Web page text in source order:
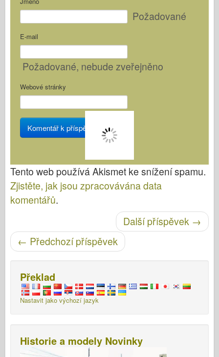
Požadované
E-mail
Požadované, nebude zveřejněno
Webové stránky
Tento web používá Akismet ke snížení spamu.
Zjistěte, jak jsou zpracovávána data
komentářů.
Další příspěvek →
← Předchozí příspěvek
Překlad
Nastavit jako výchozí jazyk
Historie a modely Novinky